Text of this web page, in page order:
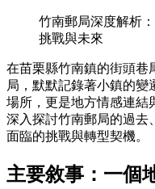
竹南郵局深度解析
挑戰與未來
在苗栗縣竹南鎮的街頭巷
局，默默記錄著小鎮的變
場所，更是地方情感連結
深入探討竹南郵局的過去
面臨的挑戰與轉型契機。
主要敘事：一個